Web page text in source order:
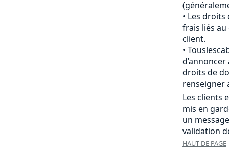
Les droits
frais liés
client.
droits de
renseigner
Les clients
mis en
un
validation
HAUT DE PAGE